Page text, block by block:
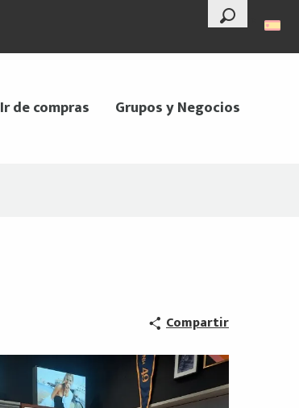
--°
Buscar
Ir de compras Grupos y Negocios
Compartir